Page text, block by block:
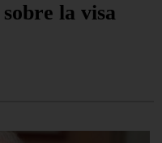
la visa